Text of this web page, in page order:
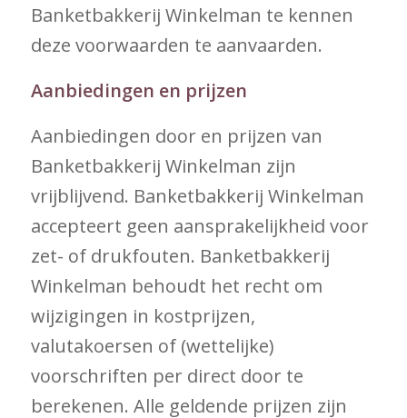
Banketbakkerij Winkelman te kennen
deze voorwaarden te aanvaarden.
Aanbiedingen en prijzen
Aanbiedingen door en prijzen van
Banketbakkerij Winkelman zijn
vrijblijvend. Banketbakkerij Winkelman
accepteert geen aansprakelijkheid voor
zet- of drukfouten. Banketbakkerij
Winkelman behoudt het recht om
wijzigingen in kostprijzen,
valutakoersen of (wettelijke)
voorschriften per direct door te
berekenen. Alle geldende prijzen zijn